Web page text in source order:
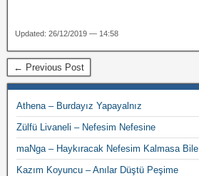
Updated: 26/12/2019 — 14:58
← Previous Post
Athena – Burdayız Yapayalnız
Zülfü Livaneli – Nefesim Nefesine
maNga – Haykıracak Nefesim Kalmasa Bile
Kazım Koyuncu – Anılar Düştü Peşime